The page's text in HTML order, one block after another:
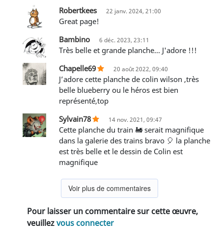
Robertkees
22 janv. 2024, 21:00
Great page!
Bambino
6 déc. 2023, 23:11
Très belle et grande planche... J'adore !!!
Chapelle69
20 août 2022, 09:40
J’adore cette planche de colin wilson ,très
belle blueberry ou le héros est bien
représenté,top
Sylvain78
14 nov. 2021, 09:47
Cette planche du train 🚂 serait magnifique
dans la galerie des trains bravo 🎈 la planche
est très belle et le dessin de Colin est
magnifique
Voir plus de commentaires
Pour laisser un commentaire sur cette œuvre,
veuillezvous connecter